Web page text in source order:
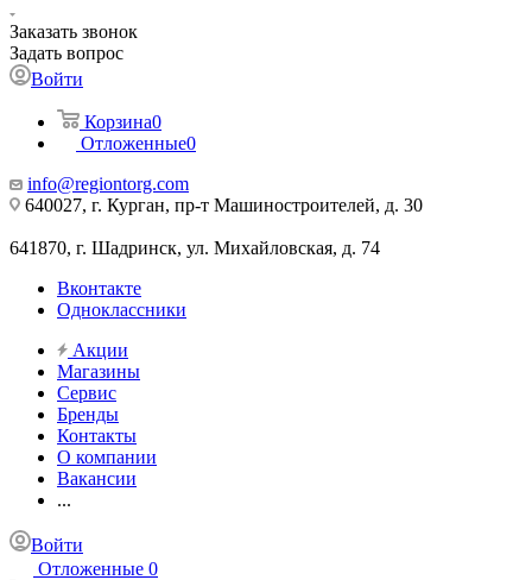
Заказать звонок
Задать вопрос
Войти
Корзина0
Отложенные0
info@regiontorg.com
640027, г. Курган, пр-т Машиностроителей, д. 30
641870, г. Шадринск, ул. Михайловская, д. 74
Вконтакте
Одноклассники
Акции
Магазины
Сервис
Бренды
Контакты
О компании
Вакансии
...
Войти
Отложенные 0